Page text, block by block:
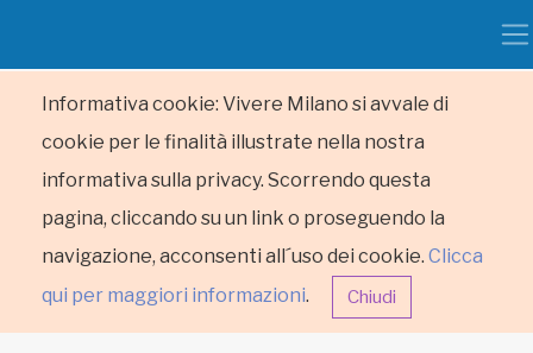
Informativa cookie: Vivere Milano si avvale di
cookie per le finalità illustrate nella nostra
informativa sulla privacy. Scorrendo questa
pagina, cliccando su un link o proseguendo la
navigazione, acconsenti all´uso dei cookie. Clicca
qui per maggiori informazioni. Chiudi